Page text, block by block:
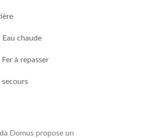
Eau chaude
Fer à repasser
secours
Domus propose un